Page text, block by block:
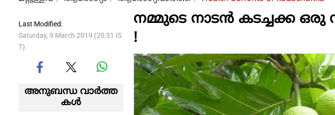
Last Modified:
Saturday, 9 March 2019 (20:31 IS
T)
അനുബന്ധ വാര്‍ത്ത
കള്‍
നമ്മുടെ നാടൻ കടച്ചക്ക
!